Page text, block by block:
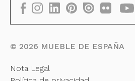
© 2026 MUEBLE DE ESPAÑA
Nota Legal